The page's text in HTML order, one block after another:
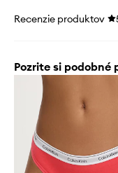
Recenzie produktov
Pozrite si podobné